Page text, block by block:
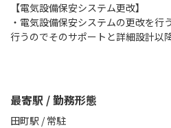
【電気設備保安システム更改】
・電気設備保安システムの更改を行
行うのでそのサポートと詳細設計以
最寄駅 / 勤務形態
田町駅 / 常駐